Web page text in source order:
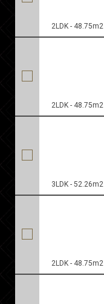
2LDK - 48.75m2
2LDK - 48.75m2
3LDK - 52.26m2
2LDK - 48.75m2